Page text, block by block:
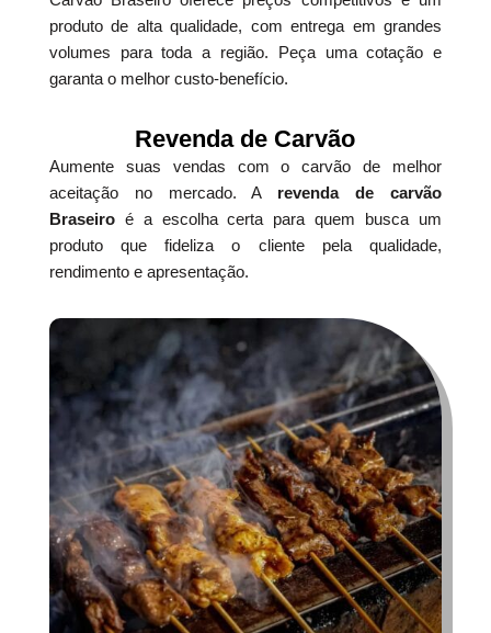
produto de alta qualidade, com entrega em grandes
volumes para toda a região. Peça uma cotação e
garanta o melhor custo-benefício.
Revenda de Carvão
Aumente suas vendas com o carvão de melhor
aceitação no mercado. A revenda de carvão
Braseiroé a escolha certa para quem busca um
produto que fideliza o cliente pela qualidade,
rendimento e apresentação.